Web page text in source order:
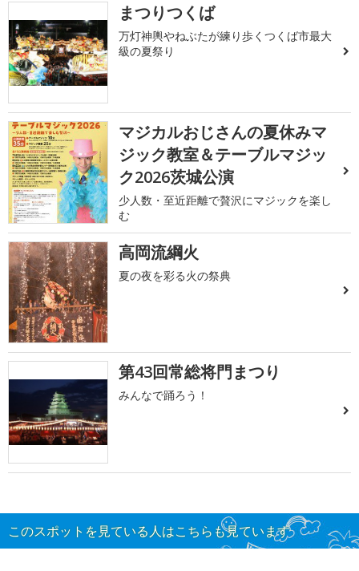
まつりつくば
万灯神輿やねぶたが練り歩くつくば市最大
級の夏祭り
マジカルおじさんの夏休みマ
ジック教室＆テーブルマジッ
ク2026茨城公演
少人数・至近距離で贅沢にマジックを楽し
む
高岡流綱火
夏の夜を彩る火の祭典
第43回常総将門まつり
みんなで踊ろう！
このスポットを見ている人はこちらも見ています